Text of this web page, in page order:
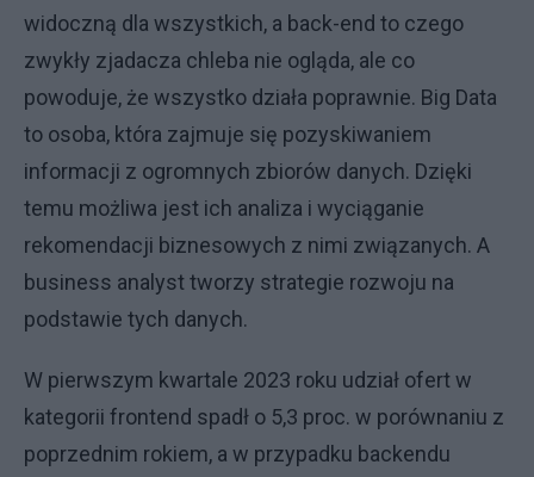
widoczną dla wszystkich, a back-end to czego
zwykły zjadacza chleba nie ogląda, ale co
powoduje, że wszystko działa poprawnie. Big Data
to osoba, która zajmuje się pozyskiwaniem
informacji z ogromnych zbiorów danych. Dzięki
temu możliwa jest ich analiza i wyciąganie
rekomendacji biznesowych z nimi związanych. A
business analyst tworzy strategie rozwoju na
podstawie tych danych.
W pierwszym kwartale 2023 roku udział ofert w
kategorii frontend spadł o 5,3 proc. w porównaniu z
poprzednim rokiem, a w przypadku backendu